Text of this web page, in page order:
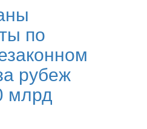
по
рубеж
млрд